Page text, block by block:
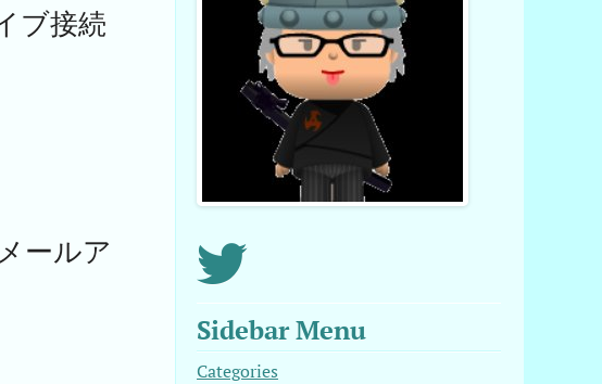
ブ接続
ールア
Sidebar Menu
Categories